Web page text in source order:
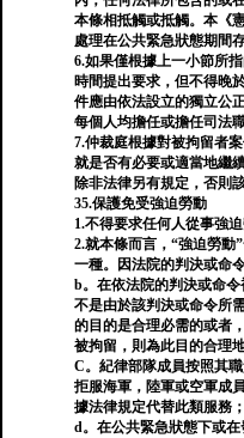
本條相抵觸或抵觸。本《
處理在公共緊急狀態期間
6.如果僅根據上一小節所
時間提出要求，但不得晚
件應由依法設立的獨立公
每個人均擔任或擔任司法
7.仲裁庭根據對被拘留者
就是否有必要或適當地繼
除非法律另有規定，否則
35.保護免受強迫勞動
1.不得要求任何人從事強迫
2.就本條而言，“強迫勞動
一種。因法院的判決或命
b。在依法院的判決或命
不是由於該判決或命令所
的目的是合理必需的或者
被拘留，則為此目的合理
C。紀律部隊成員按照其
拒服海軍，陸軍或空軍成
據法律規定代替此類服務；
d。在公共緊急狀態下或